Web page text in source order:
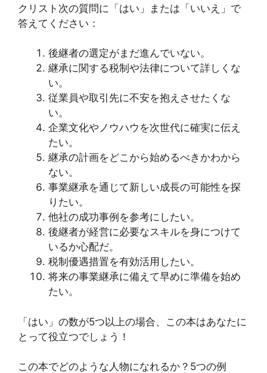
クリスト 次の質問に「はい」または「いいえ」で
答えてください：
後継者の選定がまだ進んでいない。
継承に関する税制や法律について詳しくな
い。
従業員や取引先に不安を抱えさせたくな
い。
企業文化やノウハウを次世代に確実に伝え
たい。
継承の計画をどこから始めるべきかわから
ない。
事業継承を通じて新しい成長の可能性を探
りたい。
他社の成功事例を参考にしたい。
後継者が経営に必要なスキルを身につけて
いるか心配だ。
税制優遇措置を有効活用したい。
将来の事業継承に備えて早めに準備を始め
たい。
「はい」の数が5つ以上の場合、この本はあなたに
とって役立つでしょう！
この本でどのような人物になれるか？5つの例